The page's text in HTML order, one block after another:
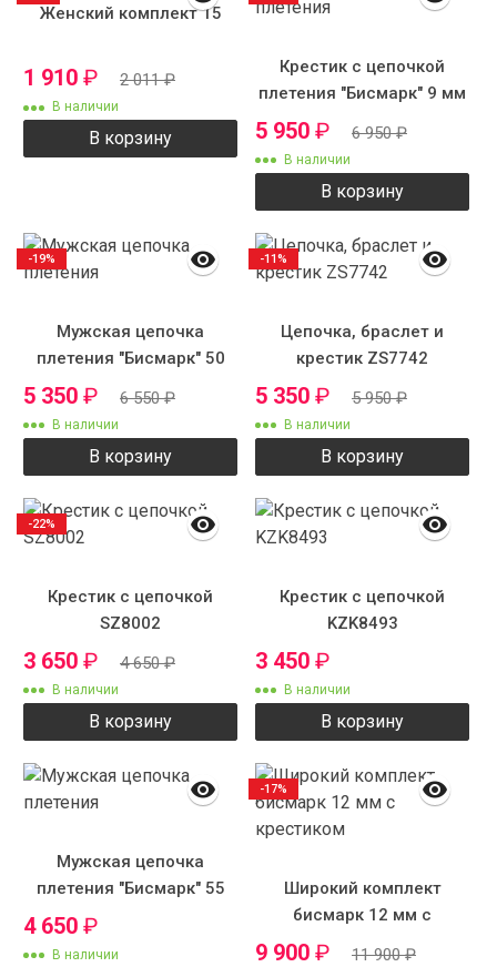
Женский комплект 15
1 910 ₽ 2 011₽
В наличии
В корзину
Крестик с цепочкой
плетения "Бисмарк" 9 мм
5 950 ₽ 6 950₽
В наличии
В корзину
Мужская цепочка
плетения "Бисмарк" 50
5 350 ₽ 6 550₽
В наличии
В корзину
-19%
Цепочка, браслет и
крестик ZS7742
5 350 ₽ 5 950₽
В наличии
В корзину
-11%
Крестик с цепочкой
SZ8002
3 650 ₽ 4 650₽
В наличии
В корзину
-22%
Крестик с цепочкой
KZK8493
3 450 ₽
В наличии
В корзину
Мужская цепочка
плетения "Бисмарк" 55
4 650 ₽
В наличии
Широкий комплект
бисмарк 12 мм с
крестиком
9 900 ₽ 11 900₽
-17%